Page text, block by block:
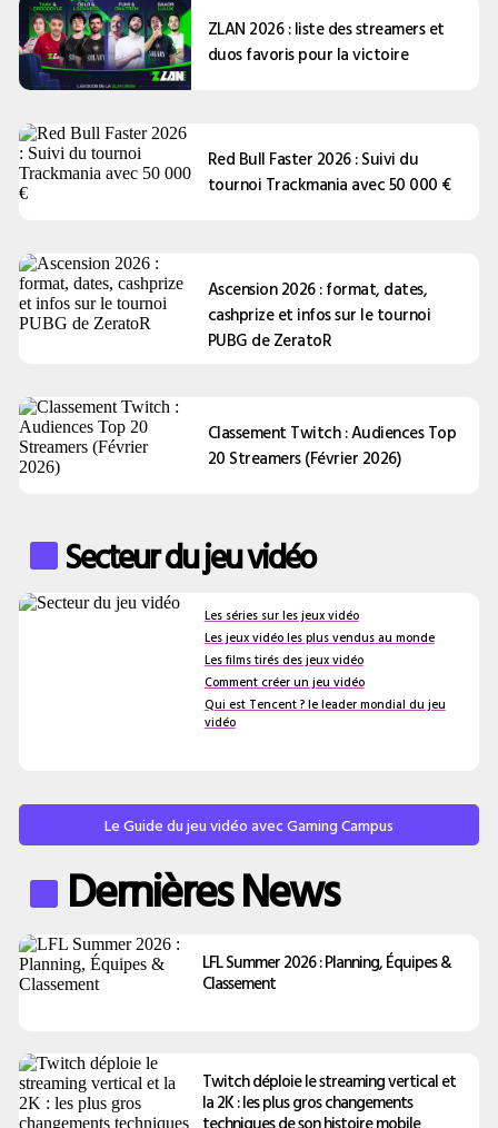
ZLAN 2026 : liste des streamers et
duos favoris pour la victoire
Red Bull Faster 2026 : Suivi du
tournoi Trackmania avec 50 000 €
Ascension 2026 : format, dates,
cashprize et infos sur le tournoi
PUBG de ZeratoR
Classement Twitch : Audiences Top
20 Streamers (Février 2026)
Secteur du jeu vidéo
Les séries sur les jeux vidéo
Les jeux vidéo les plus vendus au monde
Les films tirés des jeux vidéo
Comment créer un jeu vidéo
Qui est Tencent ? le leader mondial du jeu
vidéo
Le Guide du jeu vidéo avec Gaming Campus
Dernières News
LFL Summer 2026 : Planning, Équipes &
Classement
Twitch déploie le streaming vertical et
la 2K : les plus gros changements